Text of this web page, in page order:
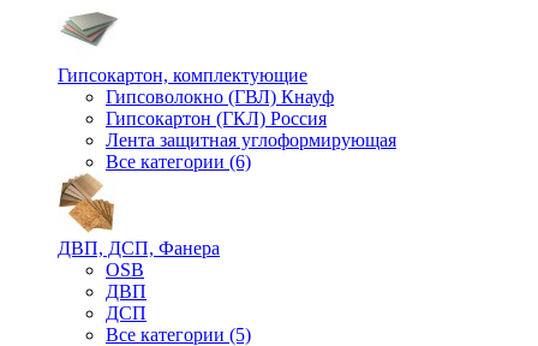
Гипсокартон, комплектующие
Гипсоволокно (ГВЛ) Кнауф
Гипсокартон (ГКЛ) Россия
Лента защитная углоформирующая
Все категории (6)
ДВП, ДСП, Фанера
OSB
ДВП
ДСП
Все категории (5)